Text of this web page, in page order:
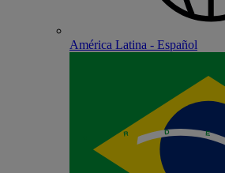
América Latina - Español